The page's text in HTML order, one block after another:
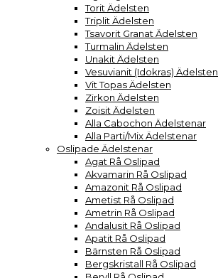
Torit Ädelsten
Triplit Ädelsten
Tsavorit Granat Ädelsten
Turmalin Ädelsten
Unakit Ädelsten
Vesuvianit (Idokras) Ädelsten
Vit Topas Ädelsten
Zirkon Ädelsten
Zoisit Ädelsten
Alla Cabochon Ädelstenar
Alla Parti/Mix Ädelstenar
Oslipade Ädelstenar
Agat Rå Oslipad
Akvamarin Rå Oslipad
Amazonit Rå Oslipad
Ametist Rå Oslipad
Ametrin Rå Oslipad
Andalusit Rå Oslipad
Apatit Rå Oslipad
Bärnsten Rå Oslipad
Bergskristall Rå Oslipad